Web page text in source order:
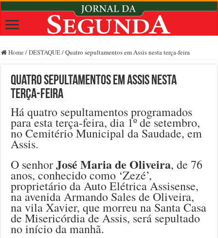
Home /DESTAQUE/Quatro sepultamentos em Assis nesta terça-feira
Quatro sepultamentos em Assis nesta
terça-feira
Há quatro sepultamentos programados
para esta terça-feira, dia 1º de setembro,
no Cemitério Municipal da Saudade, em
Assis.
O senhorJosé Maria de Oliveira, de 76
anos, conhecido como ‘Zezé’,
proprietário da Auto Elétrica Assisense,
na avenida Armando Sales de Oliveira,
na vila Xavier, que morreu na Santa Casa
de Misericórdia de Assis, será sepultado
no início da manhã.